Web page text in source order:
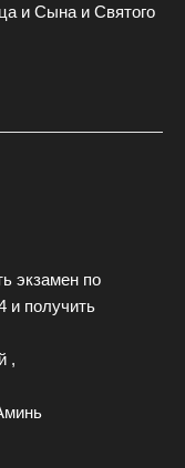
и Сына и Святого
экзамен по
и получить
,